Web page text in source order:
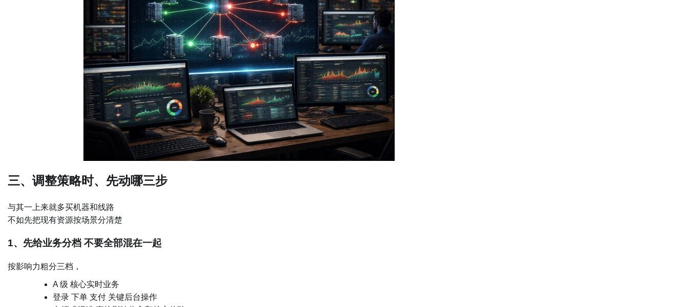
三、调整策略时、先动哪三步
与其一上来就多买机器和线路
不如先把现有资源按场景分清楚
1、先给业务分档 不要全部混在一起
按影响力粗分三档，
A 级 核心实时业务
登录 下单 支付 关键后台操作